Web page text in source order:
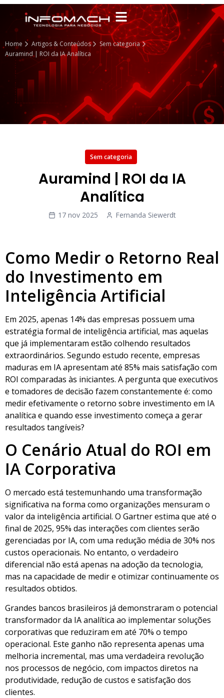
Home Artigos & Conteúdos
Sem categoria
Auramind | ROI da IA Analítica
Sem categoria
Auramind | ROI da IA
Analítica
17 nov 2025 Fernanda Siewerdt
Como Medir o Retorno Real
do Investimento em
Inteligência Artificial
Em 2025, apenas 14% das empresas possuem uma
estratégia formal de inteligência artificial, mas aquelas
que já implementaram estão colhendo resultados
extraordinários. Segundo estudo recente, empresas
maduras em IA apresentam até 85% mais satisfação com
ROI comparadas às iniciantes. A pergunta que executivos
e tomadores de decisão fazem constantemente é: como
medir efetivamente o retorno sobre investimento em IA
analítica e quando esse investimento começa a gerar
resultados tangíveis?
O Cenário Atual do ROI em
IA Corporativa
O mercado está testemunhando uma transformação
significativa na forma como organizações mensuram o
valor da inteligência artificial. O Gartner estima que até o
final de 2025, 95% das interações com clientes serão
gerenciadas por IA, com uma redução média de 30% nos
custos operacionais. No entanto, o verdadeiro
diferencial não está apenas na adoção da tecnologia,
mas na capacidade de medir e otimizar continuamente os
resultados obtidos.
Grandes bancos brasileiros já demonstraram o potencial
transformador da IA analítica ao implementar soluções
corporativas que reduziram em até 70% o tempo
operacional. Este ganho não representa apenas uma
melhoria incremental, mas uma verdadeira revolução
nos processos de negócio, com impactos diretos na
produtividade, redução de custos e satisfação dos
clientes.